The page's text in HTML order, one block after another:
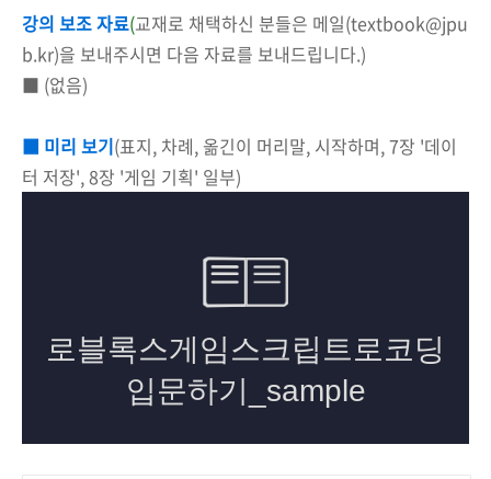
강의 보조 자료(교재로 채택하신 분들은 메일(textbook@jpu
b.kr)을 보내주시면 다음 자료를 보내드립니다.)
■ (없음)
■ 미리 보기(표지, 차례, 옮긴이 머리말, 시작하며, 7장 '데이
터 저장', 8장 '게임 기획' 일부)